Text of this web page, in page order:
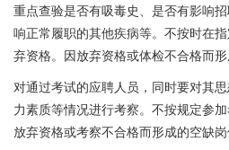
重点查验是否有吸毒史、是否有影响
响正常履职的其他疾病等。不按时在
弃资格。因放弃资格或体检不合格而形
对通过考试的应聘人员，同时要对其
力素质等情况进行考察。不按规定参
放弃资格或考察不合格而形成的空缺岗